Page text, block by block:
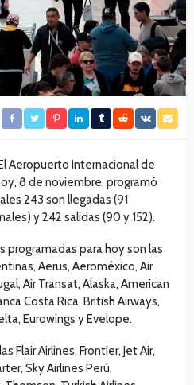
Aeropuerto Internacional de
8 de noviembre, programó
243 son llegadas (91
y 242 salidas (90 y 152).
programadas para hoy son las
Aerus, Aeroméxico, Air
Air Transat, Alaska, American
Costa Rica, British Airways,
Eurowings y Evelope.
Flair Airlines, Frontier, Jet Air,
Sky Airlines Perú,